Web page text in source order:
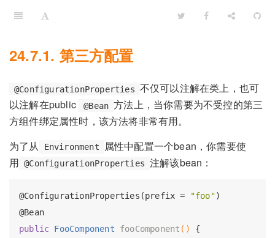
24.7.1. 第三方配置
@ConfigurationProperties 不仅可以注解在类上，也可
以注解在public
@Bean 方法上，当你需要为不受控的第三
方组件绑定属性时，该方法将非常有用。
为了从
Environment
属性中配置一个bean，你需要使
用 @ConfigurationProperties 注解该bean：
@ConfigurationProperties (prefix = "foo"
@Bean
public FooComponent fooComponent ()
{